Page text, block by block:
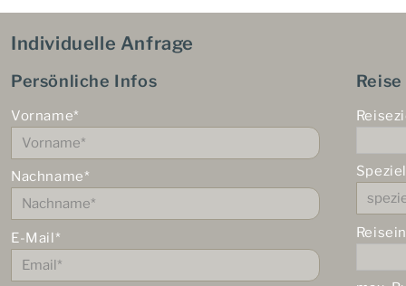
Individuelle Anfrage
Persönliche Infos
Vorname*
Nachname*
E-Mail*